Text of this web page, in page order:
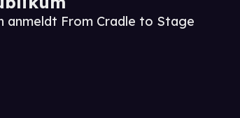
anmeldt From Cradle to Stage